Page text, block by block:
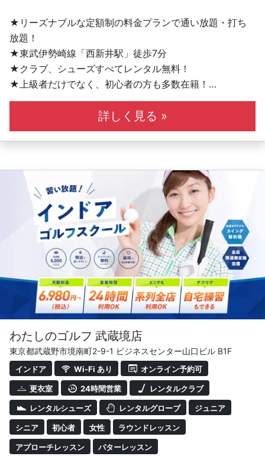
★リーズナブルな定額制の料金プランで通い放題・打ち
放題！
★東武伊勢崎線「西新井駅」徒歩7分
★クラブ、シューズすべてレンタル無料！
★上級者だけでなく、初心者の方も多数在籍！
★女性も気軽に通えます！
★コースレッスンも毎月20回以上開催中！
★ステップゴルフ認定コーチによるレッスン
★インドアゴルフスクールNo1の店舗数
詳しく見る »
わたしのゴルフ 武蔵境店
東京都武蔵野市境南町2-9-1 ビジネスセンター山口ビル B1F
インドア Wi-Fi あり オンライン予約可
更衣室 24時間営業 レンタルクラブ
レンタルシューズ レンタルグローブ ジュニア
シニア 初心者 女性 ラウンドレッスン
アプローチレッスン パターレッスン